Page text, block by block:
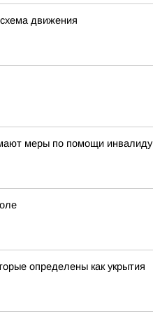
движения
меры по помощи
определены как укрытия